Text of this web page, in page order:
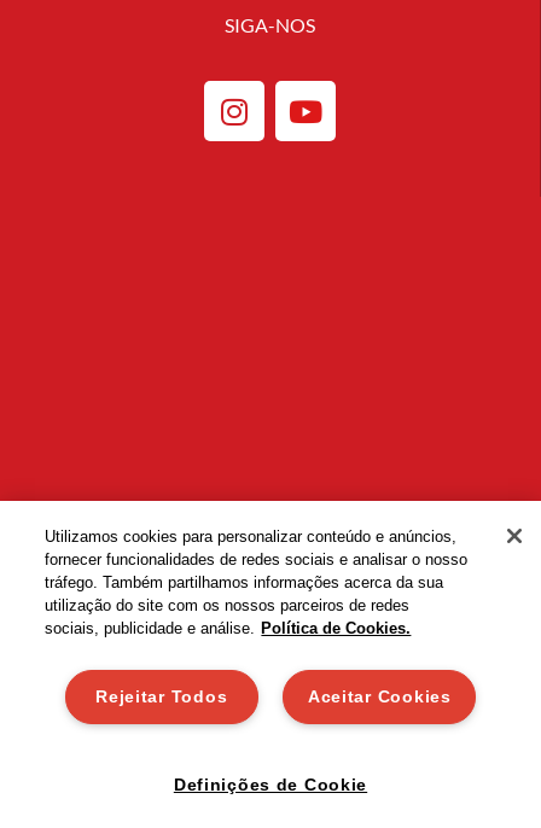
SIGA-NOS
Termos e Condições
Política de Cookies
Utilizamos cookies para personalizar conteúdo e anúncios,
fornecer funcionalidades de redes sociais e analisar o nosso
tráfego. Também partilhamos informações acerca da sua
utilização do site com os nossos parceiros de redes
sociais, publicidade e análise. Política de Cookies.
Aceitar Cookies
Rejeitar Todos
Definições de Cookie